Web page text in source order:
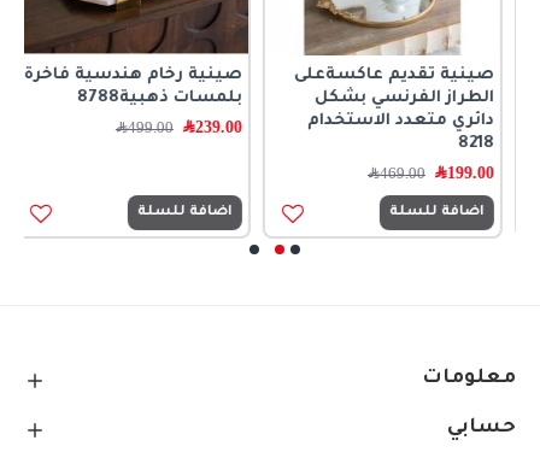
صينية تقديم عاكسةعلى
الطراز الفرنسي بشكل
دائري متعدد الاستخدام
8218
199.00﷼ 469.00﷼
اضافة للسلة
صينية رخام هندسية فاخرة
بلمسات ذهبية8788
239.00﷼ 499.00﷼
اضافة للسلة
معلومات
حسابي